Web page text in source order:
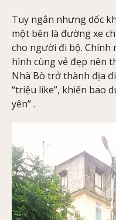
Tuy ngắn nhưng dốc
một bên là đường xe
cho người đi bộ. Chính
hình cùng vẻ đẹp nên
Nhà Bò trở thành địa
“triệu like”, khiến bao
yên” .